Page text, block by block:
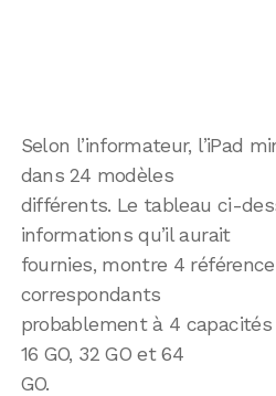
Selon l’informateur, l’iPad
dans 24 modèles
différents. Le tableau ci-
informations qu’il aurait
fournies, montre 4 références
correspondants
probablement à 4 capacités
16 GO, 32 GO et 64
GO.